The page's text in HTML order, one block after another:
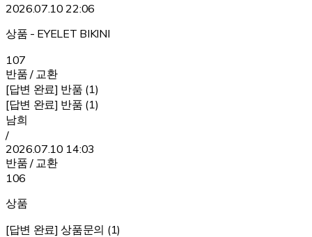
2026.07.10 22:06
상품 - EYELET BIKINI
107
반품 / 교환
[답변 완료] 반품 (1)
[답변 완료] 반품 (1)
남희
/
2026.07.10 14:03
반품 / 교환
106
상품
[답변 완료] 상품문의 (1)